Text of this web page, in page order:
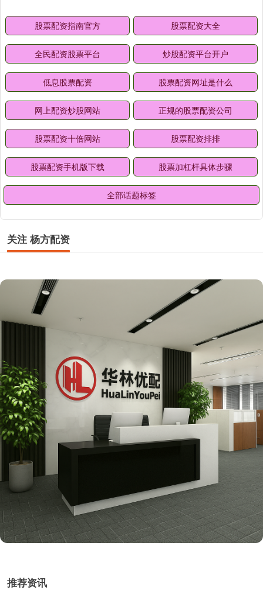
股票配资指南官方 股票配资大全
全民配资股票平台 炒股配资平台开户
低息股票配资 股票配资网址是什么
网上配资炒股网站 正规的股票配资公司
股票配资十倍网站 股票配资排排
股票配资手机版下载 股票加杠杆具体步骤
全部话题标签
关注 杨方配资
推荐资讯